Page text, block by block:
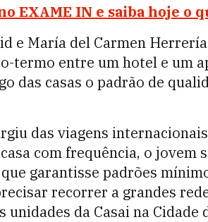
EXAME IN e saiba hoje o
e María del Carmen
termo entre um hotel e um
das casas o padrão de
das viagens
com frequência, o jovem
garantisse padrões
recorrer a grandes
da Casai na Cidade